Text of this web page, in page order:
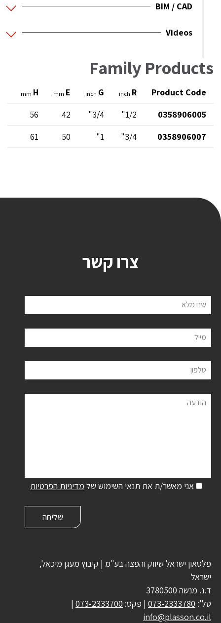
BIM / CAD
Videos
Family Products
Product Code
R
inch
G
inch
E
mm
H
mm
0358906005
1/2"
3/4"
42
56
0358906007
3/4"
1"
50
61
צרו קשר
שם מלא
מייל
טלפון
הודעה
אני מאשר/ת את תנאי השימוש של מדיניות הפרטיות
פלסאון ישראל שיווק והפצה בע"מ | קיבוץ מעגן מיכאל,
ישראל
ד.נ. מנשה 3780500
טל': 073-2333780 | פקס: 073-2333700
|
info@plasson.co.il